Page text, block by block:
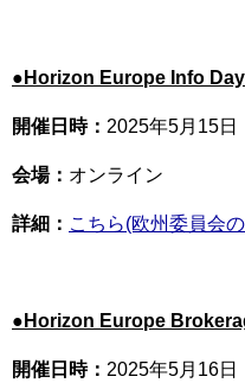
●Horizon Europe Info
開催日時： 2025年5月15日
会場： オンライン
詳細： こちら(欧州委員会
●Horizon Europe
開催日時： 2025年5月16日